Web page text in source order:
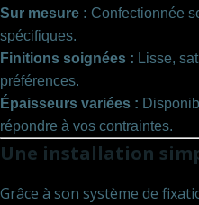
Sur mesure : Confectionnée
spécifiques.
Finitions soignées : Lisse,
préférences.
Épaisseurs variées :
répondre à vos contraintes.
Une installation
Grâce à son système de